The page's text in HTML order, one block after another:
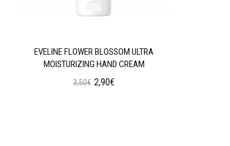
EVELINE FLOWER BLOSSOM ULTRA
MOISTURIZING HAND CREAM
3,50€ 2,90€